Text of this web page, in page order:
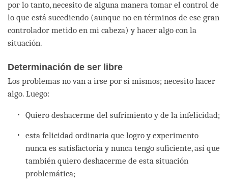
por lo tanto, necesito de alguna manera tomar el control de
lo que está sucediendo (aunque no en términos de ese gran
controlador metido en mi cabeza) y hacer algo con la
situación.
Determinación de ser libre
Los problemas no van a irse por sí mismos; necesito hacer
algo. Luego:
Quiero deshacerme del sufrimiento y de la infelicidad;
esta felicidad ordinaria que logro y experimento
nunca es satisfactoria y nunca tengo suficiente, así que
también quiero deshacerme de esta situación
problemática;